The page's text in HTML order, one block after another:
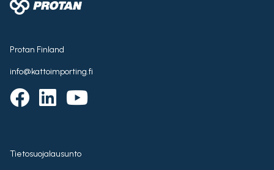
Protan Finland
info@kattoimporting.fi
Tietosuojalausunto